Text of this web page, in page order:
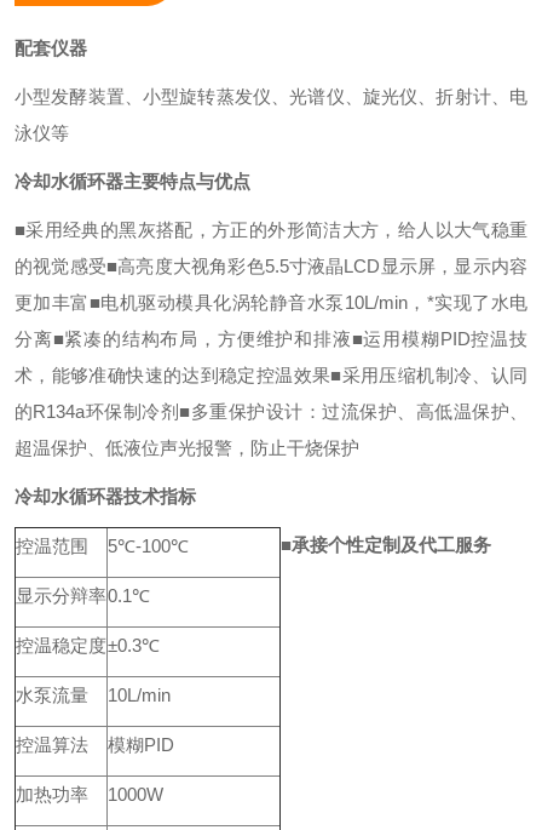
配套仪器
小型发酵装置、小型旋转蒸发仪、光谱仪、旋光仪、折射计、电
泳仪等
冷却水循环器主要特点与优点
■采用经典的黑灰搭配，方正的外形简洁大方，给人以大气稳重
的视觉感受■高亮度大视角彩色5.5寸液晶LCD显示屏，显示内容
更加丰富 ■电机驱动模具化涡轮静音水泵10L/min，*实现了水电
分离■紧凑的结构布局，方便维护和排液■运用模糊PID控温技
术，能够准确快速的达到稳定控温效果■采用压缩机制冷、认同
的R134a环保制冷剂 ■多重保护设计：过流保护、高低温保护、
超温保护、低液位声光报警，防止干烧保护
冷却水循环器技术指标
控温范围 5℃-100℃
显示分辩率0.1℃
控温稳定度±0.3℃
水泵流量 10L/min
控温算法 模糊PID
加热功率 1000W
■承接个性定制及代工服务